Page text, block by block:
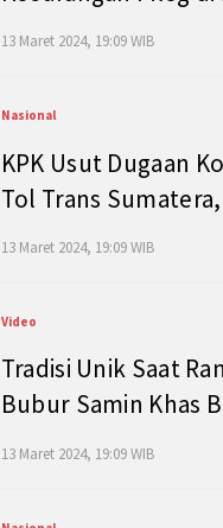
13 Maret 2024, 19:09 WIB
Nasional
KPK Usut Dugaan
Tol Trans
13 Maret 2024, 19:09 WIB
Video
Tradisi Unik Saat
Bubur Samin Khas
13 Maret 2024, 19:09 WIB